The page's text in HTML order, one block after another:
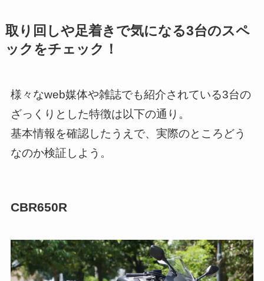
取り回しや足着きで気になる3台のスペ
ックをチェック！
様々なweb媒体や雑誌でも紹介されている3台の
ざっくりとした特徴は以下の通り。
基本情報を確認したうえで、実際のところどう
なのか検証しよう。
CBR650R